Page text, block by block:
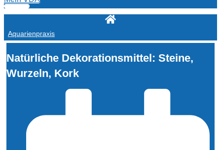
Aquarienpraxis
Natürliche Dekorationsmittel: Steine,
Wurzeln, Kork